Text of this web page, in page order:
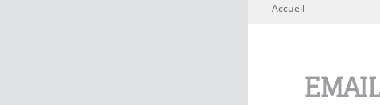
Vous êtes ici
Accueil
EMAIL